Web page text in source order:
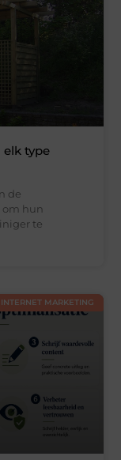
type
de
hun
te
INTERNET MARKETING